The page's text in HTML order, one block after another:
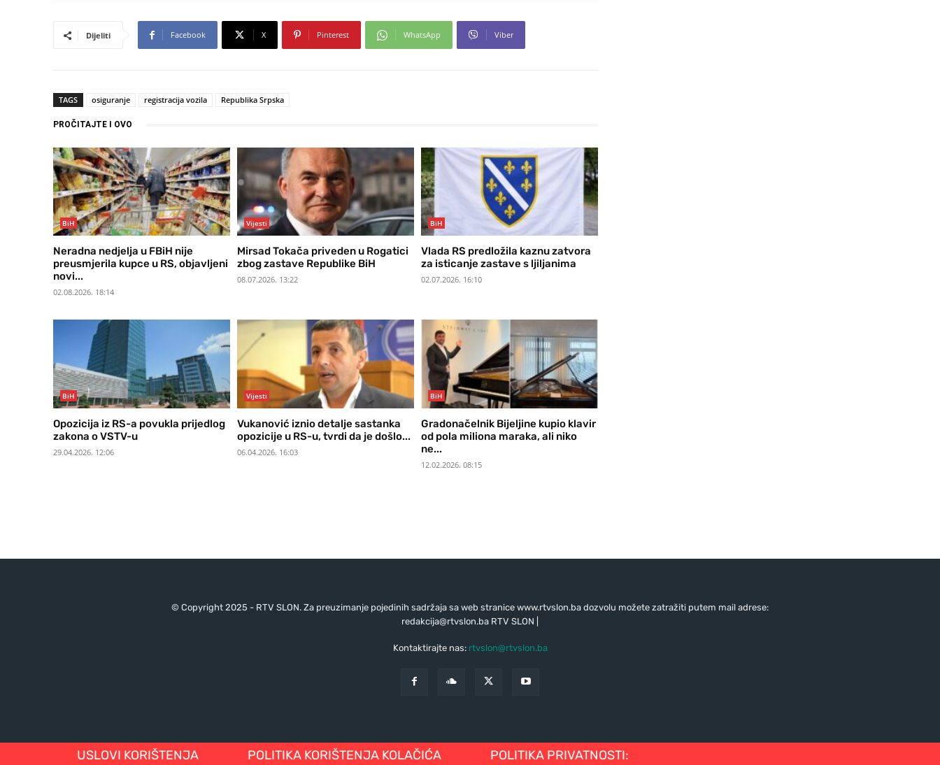
Dijeliti Facebook X Pinterest WhatsApp Viber
TAGS osiguranje registracija vozila Republika Srpska
PROČITAJTE I OVO
BiH
Neradna nedjelja u FBiH nije
preusmjerila kupce u RS, objavljeni
novi...
02.08.2026. 18:14
Vijesti
Mirsad Tokača priveden u Rogatici
zbog zastave Republike BiH
08.07.2026. 13:22
BiH
Vlada RS predložila kaznu zatvora
za isticanje zastave s ljiljanima
02.07.2026. 16:10
BiH
Opozicija iz RS-a povukla prijedlog
zakona o VSTV-u
29.04.2026. 12:06
Vijesti
Vukanović iznio detalje sastanka
opozicije u RS-u, tvrdi da je došlo...
06.04.2026. 16:03
BiH
Gradonačelnik Bijeljine kupio klavir
od pola miliona maraka, ali niko
ne...
12.02.2026. 08:15
© Copyright 2025 - RTV SLON. Za preuzimanje pojedinih sadržaja sa web stranice www.rtvslon.ba dozvolu možete zatražiti putem mail adrese:
redakcija@rtvslon.baRTV SLON |
Kontaktirajte nas: rtvslon@rtvslon.ba
USLOVI KORIŠTENJA POLITIKA KORIŠTENJA KOLAČIĆA POLITIKA PRIVATNOSTI: